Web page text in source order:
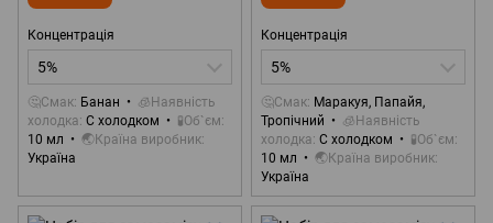
Концентрація
5%
🤔Смак Банан
🧊Наявність
холодка С холодком
🧪Об`єм
10 мл
🌏Країна виробник
Україна
Концентрація
5%
🤔Смак Маракуя, Папайя,
Тропічний
🧊Наявність
холодка С холодком
🧪Об`єм
10 мл
🌏Країна виробник
Україна